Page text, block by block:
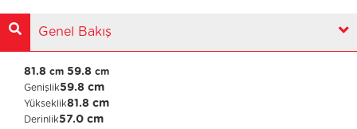
Genel Bakış
81.8 cm 59.8 cm
Genişlik59.8 cm
Yükseklik81.8 cm
Derinlik57.0 cm